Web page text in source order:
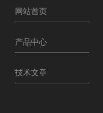
网站首页
产品中心
技术文章